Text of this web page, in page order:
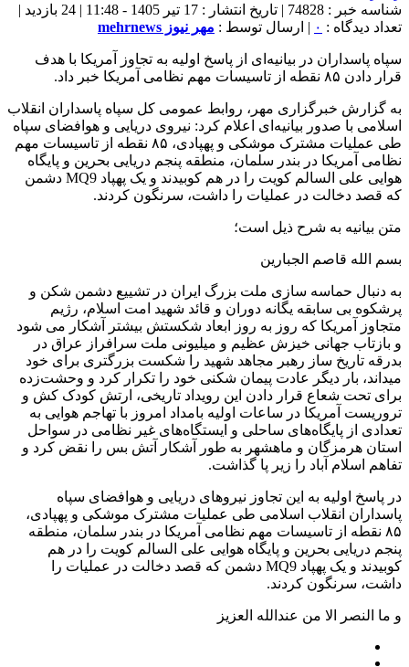
شناسه خبر : 74828 | تاریخ انتشار : 17 تیر 1405 - 11:48 | 24 بازدید |
تعداد دیدگاه : ۰ | ارسال توسط : مهر نیوز mehrnews
سپاه پاسداران در بیانیه‌ای از پاسخ اولیه به تجاوز آمریکا با هدف
قرار دادن ۸۵ نقطه از تاسیسات مهم نظامی آمریکا خبر داد.
به گزارش خبرگزاری مهر، روابط عمومی کل سپاه پاسداران انقلاب
اسلامی با صدور بیانیه‌ای اعلام کرد: نیروی دریایی و هوافضای سپاه
طی عملیات مشترک موشکی و پهپادی، ۸۵ نقطه از تاسیسات مهم
نظامی آمریکا در بندر سلمان، منطقه پنجم دریایی بحرین و پایگاه
هوایی علی السالم کویت را در هم کوبیدند و یک پهپاد MQ9 دشمن
که قصد دخالت در عملیات را داشت، سرنگون کردند.
متن بیانیه به شرح ذیل است؛
بسم الله قاصم الجبارین
به دنبال حماسه سازی ملت بزرگ ایران در تشییع دشمن شکن و
پرشکوه بی سابقه یگانه دوران و قائد شهید امت اسلام، رژیم
متجاوز آمریکا که روز به روز ابعاد شکستش بیشتر آشکار می شود
و بازتاب جهانی خیزش عظیم و میلیونی ملت سرافراز عراق در
بدرقه تاریخ ساز رهبر مجاهد شهید را شکست بزرگتری برای خود
میداند، بار دیگر عادت پیمان شکنی خود را تکرار کرد و وحشت‌زده
برای تحت شعاع قرار دادن این رویداد تاریخی، ارتش کودک کش و
تروریست آمریکا در ساعات اولیه بامداد امروز با تهاجم هوایی به
تعدادی از پایگاه‌های ساحلی و ایستگاه‌های غیر نظامی در سواحل
استان هرمزگان و ماهشهر به طور آشکار آتش بس را نقض کرد و
تفاهم اسلام آباد را زیر پا گذاشت.
در پاسخ اولیه به این تجاوز نیروهای دریایی و هوافضای سپاه
پاسداران انقلاب اسلامی طی عملیات مشترک موشکی و پهپادی،
۸۵ نقطه از تاسیسات مهم نظامی آمریکا در بندر سلمان، منطقه
پنجم دریایی بحرین و پایگاه هوایی علی السالم کویت را در هم
کوبیدند و یک پهپاد MQ9 دشمن که قصد دخالت در عملیات را
داشت، سرنگون کردند.
و ما النصر الا من عندالله العزیز